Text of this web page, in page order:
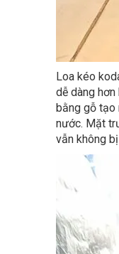
Loa kéo
dễ dàng
bằng gỗ tạo
nước. Mặt
vẫn không